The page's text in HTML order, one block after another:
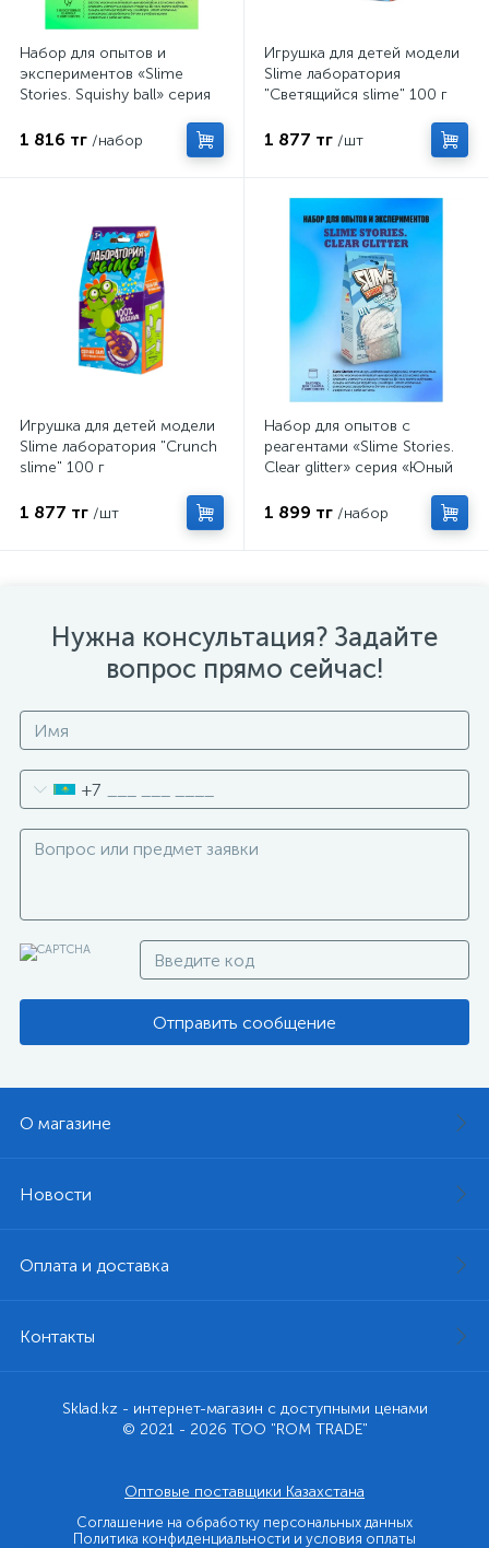
Набор для опытов и
экспериментов «Slime
Stories. Squishy ball» серия
1 816 тг /набор
Игрушка для детей модели
Slime лаборатория
"Светящийся slime" 100 г
1 877 тг /шт
Игрушка для детей модели
Slime лаборатория "Crunch
slime" 100 г
1 877 тг /шт
Набор для опытов с
реагентами «Slime Stories.
Clear glitter» серия «Юный
1 899 тг /набор
Нужна консультация? Задайте
вопрос прямо сейчас!
+7
Отправить сообщение
О магазине
Новости
Оплата и доставка
Контакты
Sklad.kz - интернет-магазин с доступными ценами
© 2021 - 2026 ТОО "ROM TRADE"
Оптовые поставщики Казахстана
Соглашение на обработку персональных данных
Политика конфиденциальности и условия оплаты